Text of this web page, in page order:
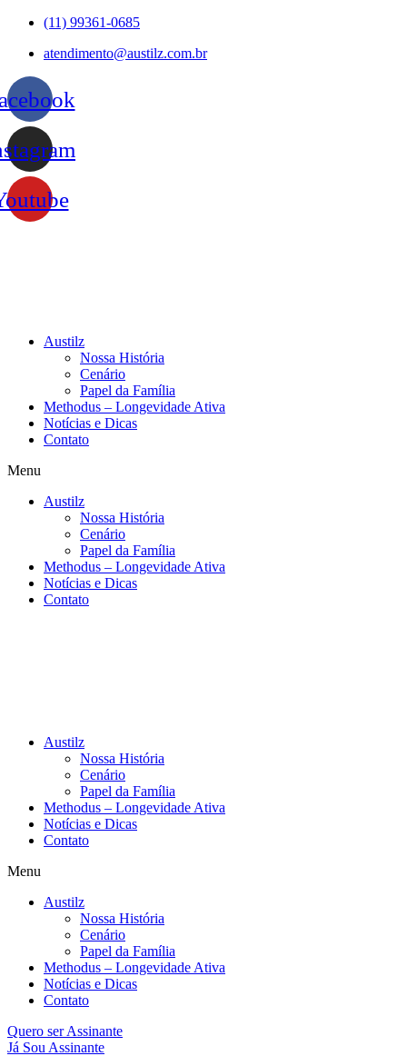
(11) 99361-0685
atendimento@austilz.com.br
Austilz
Nossa História
Cenário
Papel da Família
Methodus – Longevidade Ativa
Notícias e Dicas
Contato
Menu
Austilz
Nossa História
Cenário
Papel da Família
Methodus – Longevidade Ativa
Notícias e Dicas
Contato
Austilz
Nossa História
Cenário
Papel da Família
Methodus – Longevidade Ativa
Notícias e Dicas
Contato
Menu
Austilz
Nossa História
Cenário
Papel da Família
Methodus – Longevidade Ativa
Notícias e Dicas
Contato
Quero ser Assinante
Já Sou Assinante